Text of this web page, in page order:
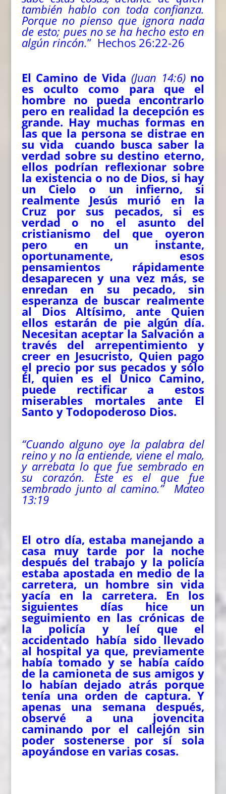
también hablo con toda confianza.
Porque no pienso que ignora nada
de esto; pues no se ha hecho esto en
algún rincón.” Hechos 26:22-26
El Camino de Vida (Juan 14:6) no
es oculto como para que el
hombre no pueda encontrarlo
pero en realidad la decepción es
grande. Hay muchas formas en
las que la persona se distrae en
su vida cuando busca saber la
verdad sobre su destino eterno,
ellos podrían reflexionar sobre
la existencia o no de Dios, si hay
un Cielo o un infierno, si
realmente Jesús murió en la
Cruz por sus pecados, si es
verdad o no el asunto del
cristianismo del que oyeron
pero en un instante,
oportunamente, esos
pensamientos rápidamente
desaparecen y una vez más, se
enredan en su pecado, sin
esperanza de buscar realmente
al Dios Altísimo, ante Quien
ellos estarán de pie algún día.
Necesitan aceptar la Salvación a
través del arrepentimiento y
creer en Jesucristo, Quien pago
el precio por sus pecados y sólo
Él, quien es el Único Camino,
puede rectificar a estos
miserables mortales ante El
Santo y Todopoderoso Dios.
“Cuando alguno oye la palabra del
reino y no la entiende, viene el malo,
y arrebata lo que fue sembrado en
su corazón. Este es el que fue
sembrado junto al camino.” Mateo
13:19
El otro día, estaba manejando a
casa muy tarde por la noche
después del trabajo y la policía
estaba apostada en medio de la
carretera, un hombre sin vida
yacía en la carretera. En los
siguientes días hice un
seguimiento en las crónicas de
la policía y leí que el
accidentado había sido llevado
al hospital ya que, previamente
había tomado y se había caído
de la camioneta de sus amigos y
lo habían dejado atrás porque
tenía una orden de captura. Y
apenas una semana después,
observé a una jovencita
caminando por el callejón sin
poder sostenerse por sí sola
apoyándose en varias cosas.